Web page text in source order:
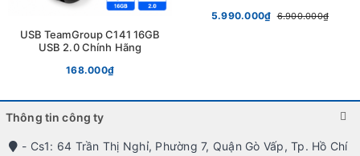
USB TeamGroup C141 16GB
USB 2.0 Chính Hãng
168.000₫
5.990.000₫ 6.900.000₫
Thông tin công ty
- Cs1: 64 Trần Thị Nghỉ, Phường 7, Quận Gò Vấp, Tp. Hồ Chí